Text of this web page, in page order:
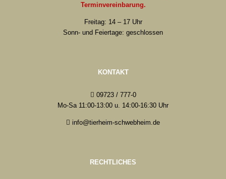
Terminvereinbarung.
Freitag: 14 – 17 Uhr
Sonn- und Feiertage: geschlossen
KONTAKT
09723 / 777-0
Mo-Sa 11:00-13:00 u. 14:00-16:30 Uhr
info@tierheim-schwebheim.de
RECHTLICHES